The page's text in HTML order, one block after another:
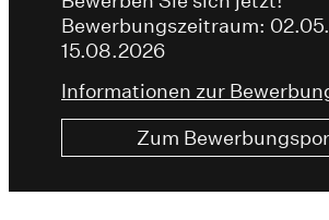
Bewerbungszeitraum:
15.08.2026
Informationen zur
Zum